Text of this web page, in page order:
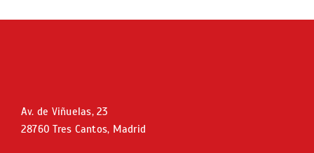
Av. de Viñuelas, 23
28760 Tres Cantos, Madrid